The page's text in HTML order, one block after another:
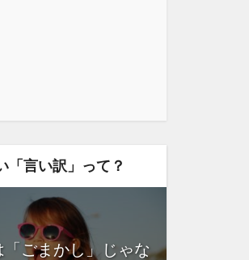
「言い訳」って？
「ごまかし」じゃな